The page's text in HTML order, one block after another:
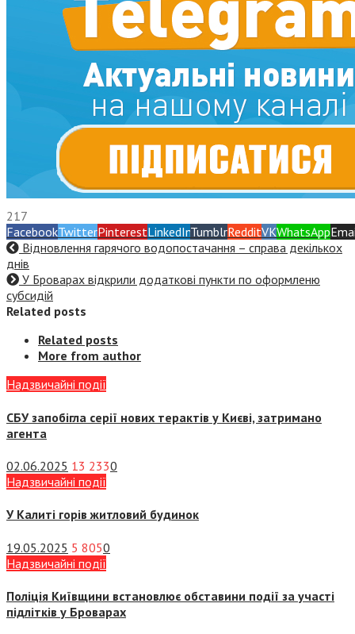
217
FacebookTwitterPinterestLinkedInTumblrRedditVKWhatsApp
Відновлення гарячого водопостачання – справа декількох
днів
У Броварах відкрили додаткові пункти по оформленю
субсидій
Related posts
Related posts
More from author
Надзвичайні події
СБУ запобігла серії нових терактів у Києві, затримано
агента
02.06.2025 13 2330
Надзвичайні події
У Калиті горів житловий будинок
19.05.2025 5 8050
Надзвичайні події
Поліція Київщини встановлює обставини події за участі
підлітків у Броварах